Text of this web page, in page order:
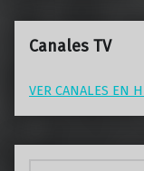
Canales TV
VER CANALES EN